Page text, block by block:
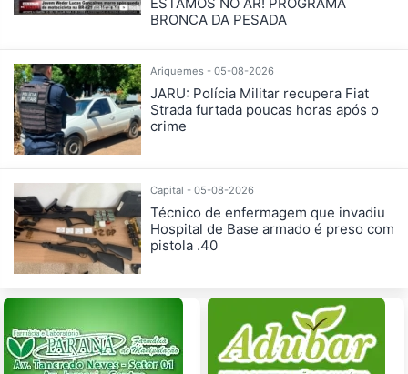
BRONCA DA PESADA
Ariquemes - 05-08-2026
JARU: Polícia Militar recupera Fiat
Strada furtada poucas horas após o
crime
Capital - 05-08-2026
Técnico de enfermagem que invadiu
Hospital de Base armado é preso com
pistola .40